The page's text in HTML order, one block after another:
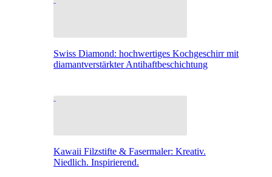
Swiss Diamond: hochwertiges Kochgeschirr mit
diamantverstärkter Antihaftbeschichtung
Kawaii Filzstifte & Fasermaler: Kreativ.
Niedlich. Inspirierend.